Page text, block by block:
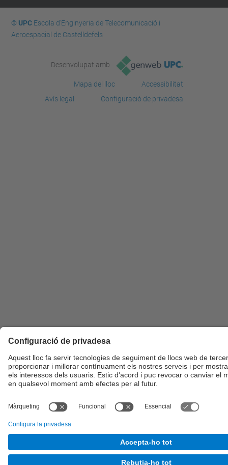
© UPCEscola d'Enginyeria de Telecomunicació i
Aeroespacial de Castelldefels
Desenvolupat amb
Mapa del lloc
Accessibilitat
Avís legal
Configuració de privadesa